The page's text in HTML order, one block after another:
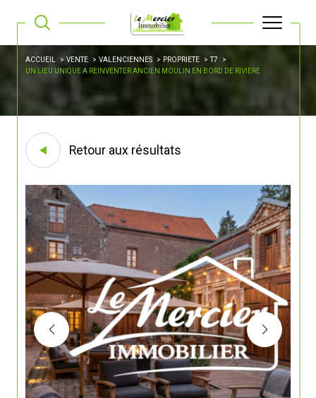
ACCUEIL VENTE VALENCIENNES PROPRIETE
T7
UN LIEU UNIQUE A REINVENTER ANCIEN MOULIN EN BORD DE RIVIERE
Retour aux résultats